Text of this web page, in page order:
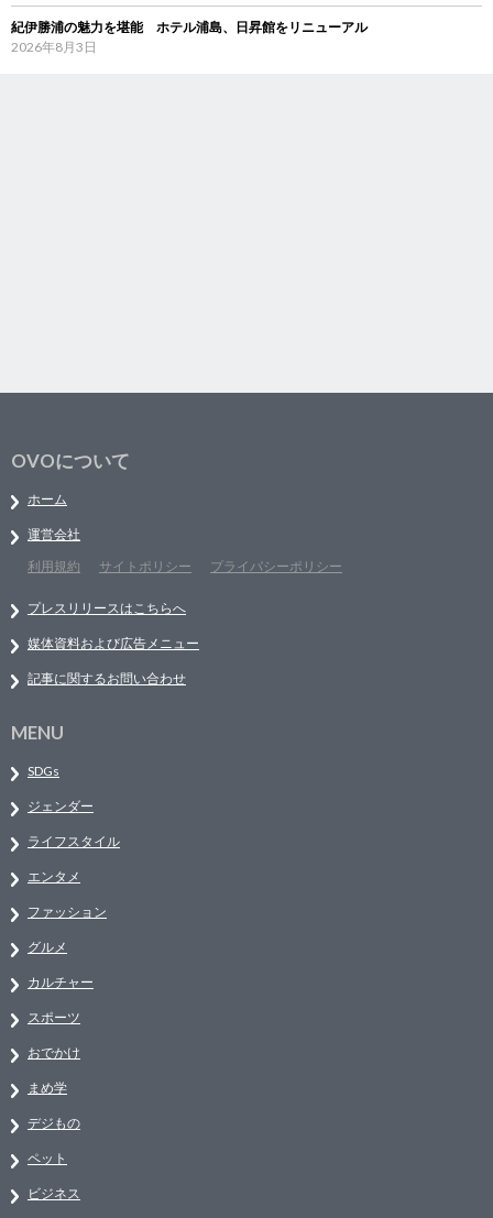
紀伊勝浦の魅力を堪能 ホテル浦島、日昇館をリニューアル
2026年8月3日
OVOについて
ホーム
運営会社
利用規約
サイトポリシー プライバシーポリシー
プレスリリースはこちらへ
媒体資料および広告メニュー
記事に関するお問い合わせ
MENU
SDGs
ジェンダー
ライフスタイル
エンタメ
ファッション
グルメ
カルチャー
スポーツ
おでかけ
まめ学
デジもの
ペット
ビジネス